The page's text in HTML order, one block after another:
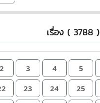
เรื่อง ( 3788 )
2 3 4 5
23 24 25